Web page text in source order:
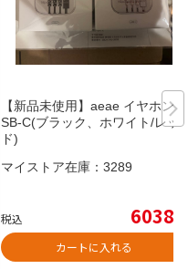
【新品未使用】aeae イヤホン U
SB-C(ブラック、ホワイト/レッ
ド)
マイストア在庫： 3289
税込 6038
カートに入れる